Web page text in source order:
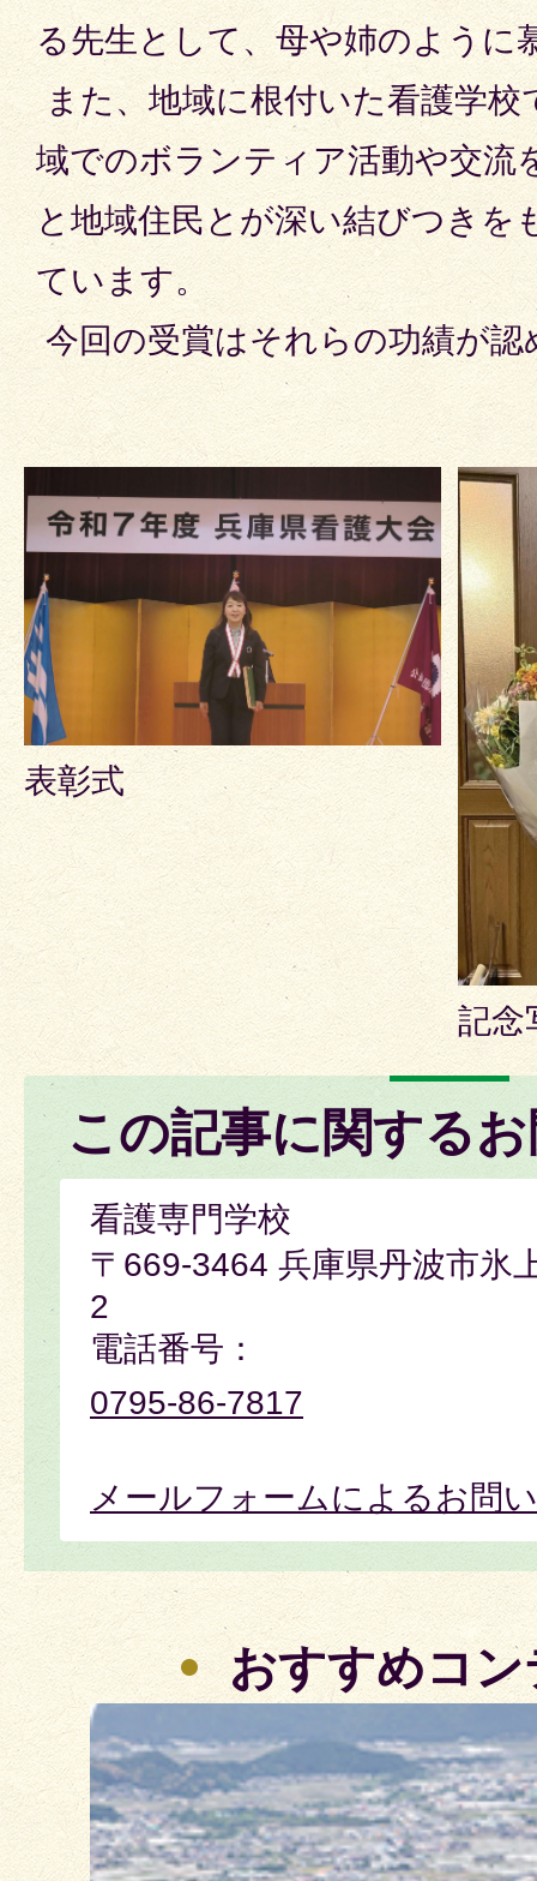
る先生として、母や姉のように
また、地域に根付いた看護学校
域でのボランティア活動や交流
と地域住民とが深い結びつきを
ています。
今回の受賞はそれらの功績が
表彰式
記念
この記事に関する
看護専門学校
〒669-3464 兵庫県丹波市氷
2
電話番号：
0795-86-7817
メールフォームによるお問
おすすめコ
2
枚
目